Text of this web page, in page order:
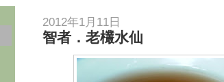
2012年1月11日
智者．老欉水仙